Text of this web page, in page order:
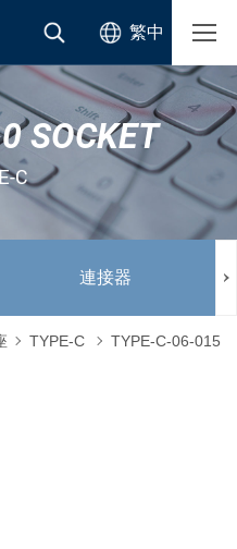
繁中
SOCKET
C
連接器
TYPE-C TYPE-C-06-015